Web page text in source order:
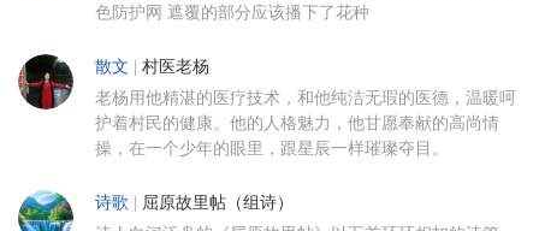
色防护网 遮覆的部分应该播下了花种
散文 | 村医老杨
老杨用他精湛的医疗技术，和他纯洁无瑕的医德，温暖呵
护着村民的健康。他的人格魅力，他甘愿奉献的高尚情
操，在一个少年的眼里，跟星辰一样璀璨夺目。
诗歌 | 屈原故里帖（组诗）